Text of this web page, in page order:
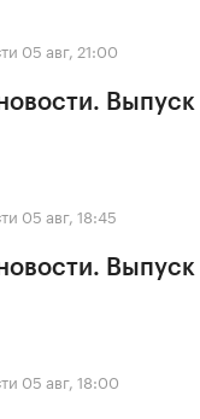
05 авг, 21:00
05 авг, 18:45
05 авг, 18:00